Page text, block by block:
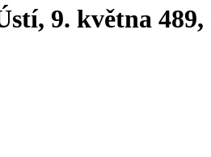
9. května